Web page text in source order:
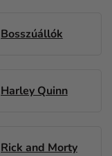
Bosszúállók
Harley Quinn
Rick and Morty